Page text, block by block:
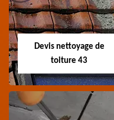
Entreprise recherche
fuite de toiture 43
Devis nettoyage de
toiture 43